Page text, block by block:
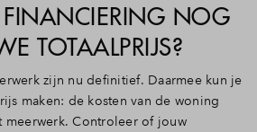
NOG
TOTAALPRIJS?
zijn nu definitief. Daarmee kun je
maken: de kosten van de woning
meerwerk. Controleer of jouw